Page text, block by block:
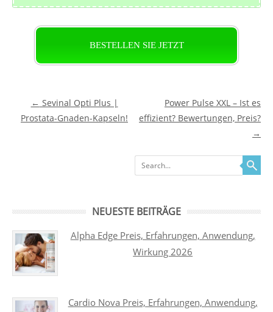
BESTELLEN SIE JETZT
Post navigation
← Sevinal Opti Plus |
Prostata-Gnaden-Kapseln!
Power Pulse XXL – Ist es
effizient? Bewertungen, Preis?
→
Search
NEUESTE BEITRÄGE
Alpha Edge Preis, Erfahrungen, Anwendung,
Wirkung 2026
Cardio Nova Preis, Erfahrungen, Anwendung,